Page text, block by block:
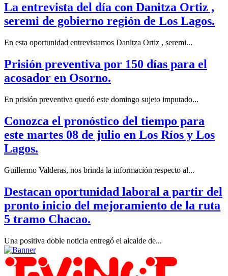
La entrevista del día con Danitza Ortiz ,
seremi de gobierno región de Los Lagos.
En esta oportunidad entrevistamos Danitza Ortiz , seremi...
Prisión preventiva por 150 días para el
acosador en Osorno.
En prisión preventiva quedó este domingo sujeto imputado...
Conozca el pronóstico del tiempo para
este martes 08 de julio en Los Ríos y Los
Lagos.
Guillermo Valderas, nos brinda la información respecto al...
Destacan oportunidad laboral a partir del
pronto inicio del mejoramiento de la ruta
5 tramo Chacao.
Una positiva doble noticia entregó el alcalde de...